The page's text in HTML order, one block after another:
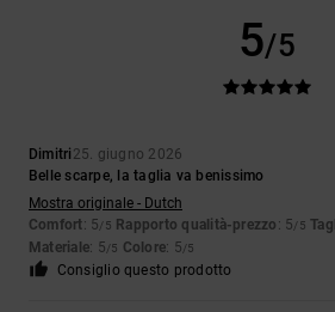
5/5
Dimitri 25. giugno 2026
Belle scarpe, la taglia va benissimo
Mostra originale - Dutch
Comfort: 5/5 Rapporto qualità-prezzo : 5/5
Materiale: 5/5 Colore: 5/5
Consiglio questo prodotto